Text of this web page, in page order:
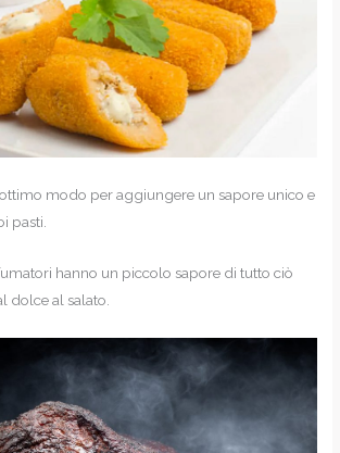
modo per aggiungere un sapore unico e
pasti.
hanno un piccolo sapore di tutto ciò
dolce al salato.